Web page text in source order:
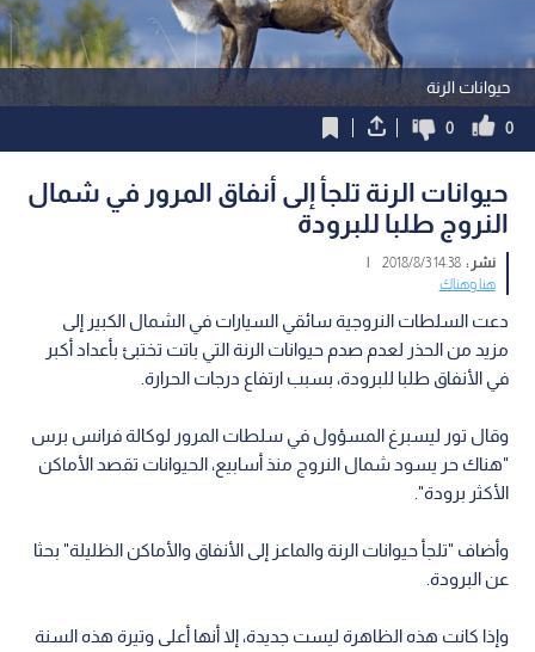
حيوانات الرنة
0
0
حيوانات الرنة تلجأ إلى أنفاق المرور في شمال
النروج طلبا للبرودة
نشر :14:38 2018/8/3
|
هنا وهناك
دعت السلطات النروجية سائقي السيارات في الشمال الكبير إلى
مزيد من الحذر لعدم صدم حيوانات الرنة التي باتت تختبئ بأعداد أكبر
في الأنفاق طلبا للبرودة، بسبب ارتفاع درجات الحرارة.
وقال تور ليسبرغ المسؤول في سلطات المرور لوكالة فرانس برس
"هناك حر يسود شمال النروج منذ أسابيع، الحيوانات تقصد الأماكن
الأكثر برودة".
وأضاف "تلجأ حيوانات الرنة والماعز إلى الأنفاق والأماكن الظليلة" بحثا
عن البرودة.
وإذا كانت هذه الظاهرة ليست جديدة، إلا أنها أعلى وتيرة هذه السنة